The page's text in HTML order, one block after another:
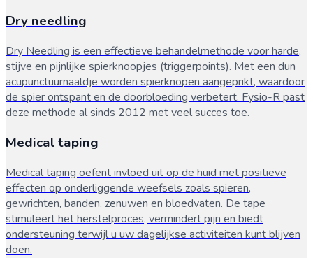
Dry needling
Dry Needling is een effectieve behandelmethode voor harde,
stijve en pijnlijke spierknoopjes (triggerpoints). Met een dun
acupunctuurnaaldje worden spierknopen aangeprikt, waardoor
de spier ontspant en de doorbloeding verbetert. Fysio-R past
deze methode al sinds 2012 met veel succes toe.
Medical taping
Medical taping oefent invloed uit op de huid met positieve
effecten op onderliggende weefsels zoals spieren,
gewrichten, banden, zenuwen en bloedvaten. De tape
stimuleert het herstelproces, vermindert pijn en biedt
ondersteuning terwijl u uw dagelijkse activiteiten kunt blijven
doen.